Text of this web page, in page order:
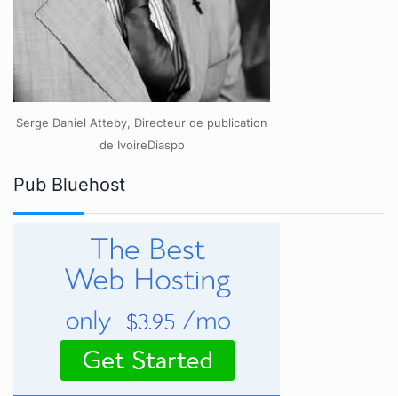
Serge Daniel Atteby, Directeur de publication
de IvoireDiaspo
Pub Bluehost